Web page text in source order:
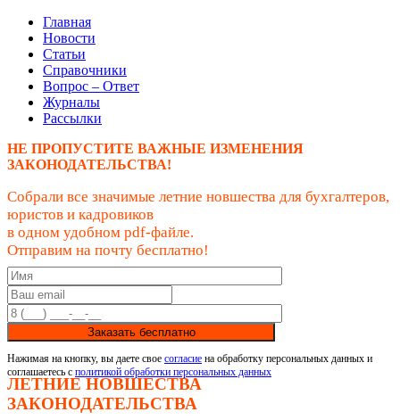
Главная
Новости
Статьи
Справочники
Вопрос – Ответ
Журналы
Рассылки
НЕ ПРОПУСТИТЕ ВАЖНЫЕ ИЗМЕНЕНИЯ
ЗАКОНОДАТЕЛЬСТВА!
Собрали все значимые летние новшества для бухгалтеров,
юристов и кадровиков
в одном удобном pdf-файле.
Отправим на почту бесплатно!
Заказать бесплатно
Нажимая на кнопку, вы даете свое согласие на обработку персональных данных и
соглашаетесь с политикой обработки персональных данных
ЛЕТНИЕ НОВШЕСТВА
ЗАКОНОДАТЕЛЬСТВА